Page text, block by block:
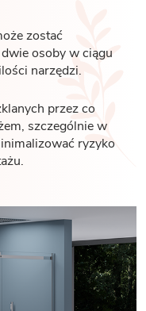
zostać
osoby w ciągu
narzędzi.
przez co
szczególnie w
ryzyko